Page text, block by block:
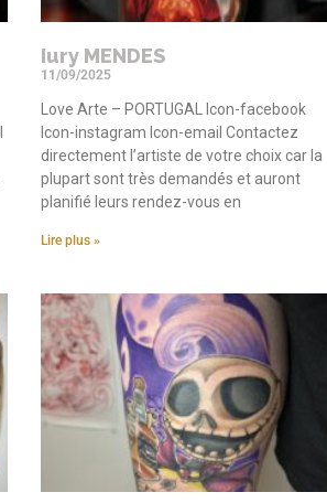
Iury MENDES
11/09/2025
Love Arte – PORTUGAL Icon-facebook
Icon-instagram Icon-email Contactez
directement l’artiste de votre choix car la
plupart sont très demandés et auront
planifié leurs rendez-vous en
Lire plus »